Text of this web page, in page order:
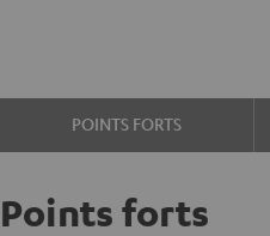
POINTS FORTS
Points forts